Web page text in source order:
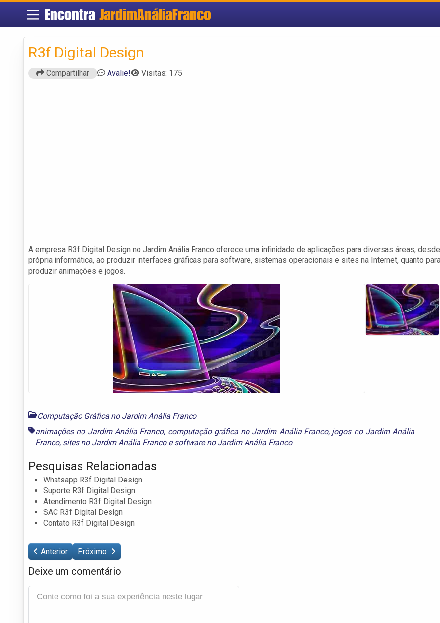
Encontra JardimAnáliaFranco
R3f Digital Design
Compartilhar Avalie! Visitas: 175
A empresa R3f Digital Design no Jardim Anália Franco oferece uma infinidade de aplicações para diversas áreas,
própria informática, ao produzir interfaces gráficas para software, sistemas operacionais e sites na Internet, quanto para
produzir animações e jogos.
Computação Gráfica no Jardim Anália Franco
animações no Jardim Anália Franco, computação gráfica no Jardim Anália Franco, jogos no Jardim Anália
Franco, sites no Jardim Anália Francoesoftware no Jardim Anália Franco
Pesquisas Relacionadas
Whatsapp R3f Digital Design
Suporte R3f Digital Design
Atendimento R3f Digital Design
SAC R3f Digital Design
Contato R3f Digital Design
Anterior Próximo
Deixe um comentário